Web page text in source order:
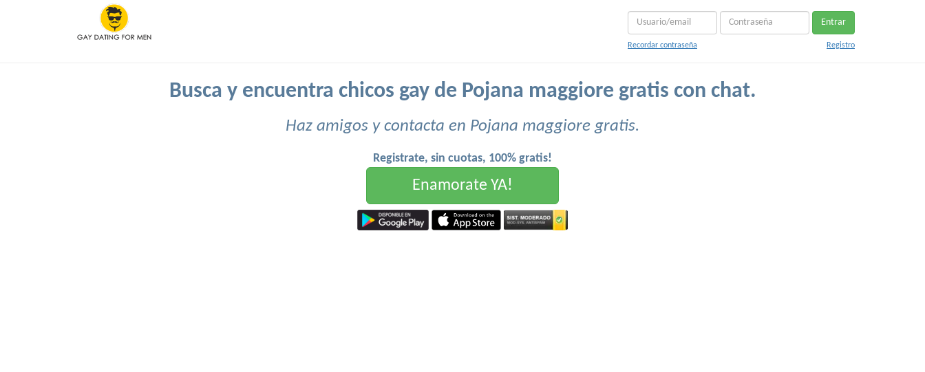
Entrar
Recordar contraseña Registro
Busca y encuentra chicos gay de Pojana maggiore gratis con chat.
Haz amigos y contacta en Pojana maggiore gratis.
Registrate, sin cuotas, 100% gratis!
Enamorate YA!